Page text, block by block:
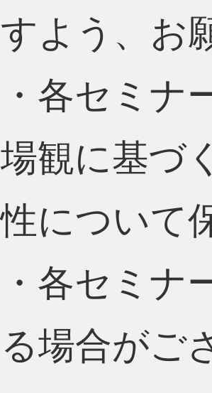
すよう、お
・各セミナ
場観に基づ
性について
・各セミナ
る場合がご